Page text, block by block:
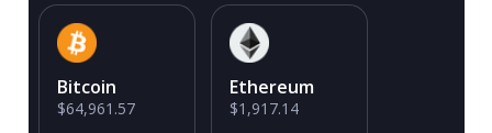
Bitcoin
$64,961.57
Ethereum
$1,917.14